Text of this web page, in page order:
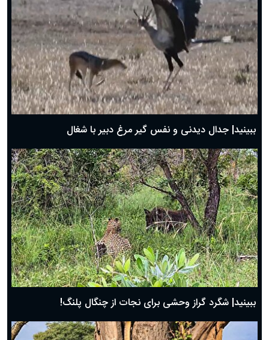
دعای روز پنجم ماه رمضان؛ ۴ اسفند ۱۴۰۴
دعای روز چهارم ماه مبارک رمضان؛ ۳ اسفند ۱۴۰۴
دعای روز سوم ماه مبارک رمضان؛ ۱۴ اسفند ۱۴۰۴
دعای روز دوم ماه مبارک رمضان ۱ اسفند ماه ۱۴۰۴
دعای روز اول ماه مبارک رمضان، ۳۰ بهمن ۱۴۰۴
حضرت زینب(س) چگونه از دنیا رفت؟
بهترین پیامک تبریک روز پدر ۱۴۰۴؛ جملات زیبا و صمیمانه
ببینید| جدال دیدنی و نفس گیر مرغ دبیر با شغال
ببینید| شگرد گراز وحشی برای نجات از چنگال پلنگ!